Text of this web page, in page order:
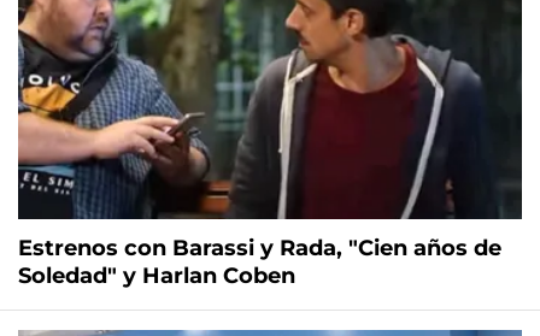
Estrenos con Barassi y Rada, "Cien años de
Soledad" y Harlan Coben